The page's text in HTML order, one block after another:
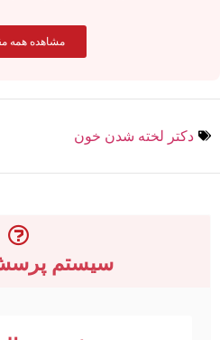
مشاهده همه
دکتر لخته شدن خون
سیستم